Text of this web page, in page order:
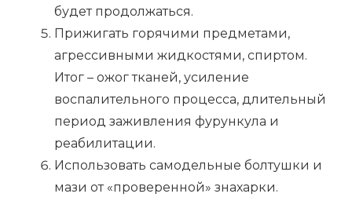
будет продолжаться.
Прижигать горячими предметами,
агрессивными жидкостями, спиртом.
Итог – ожог тканей, усиление
воспалительного процесса, длительный
период заживления фурункула и
реабилитации.
Использовать самодельные болтушки и
мази от «проверенной» знахарки.